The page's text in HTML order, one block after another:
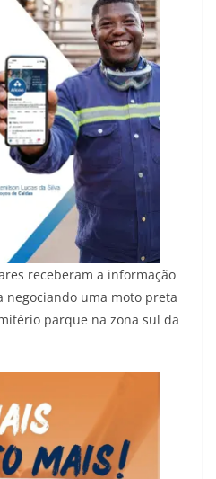
receberam a informação
negociando uma moto preta
parque na zona sul da